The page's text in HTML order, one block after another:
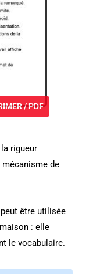
/ PDF
rigueur
de
peut être utilisée
: elle
le vocabulaire.